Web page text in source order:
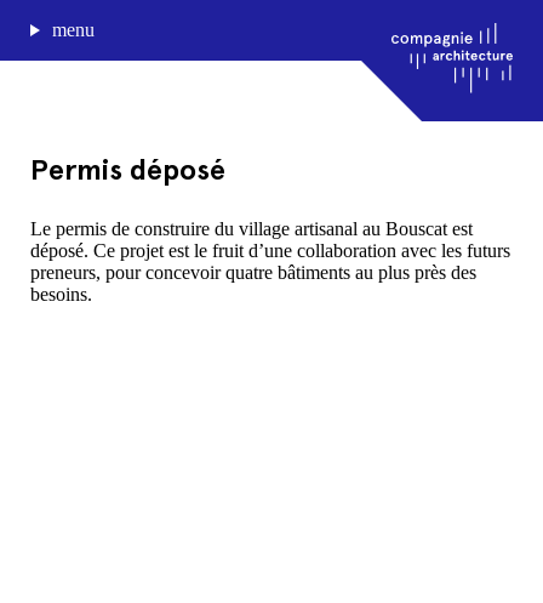
menu
journal de bord
projets
approche
agence
Permis déposé
Le permis de construire du village artisanal au Bouscat est
déposé. Ce projet est le fruit d’une collaboration avec les futurs
preneurs, pour concevoir quatre bâtiments au plus près des
besoins.